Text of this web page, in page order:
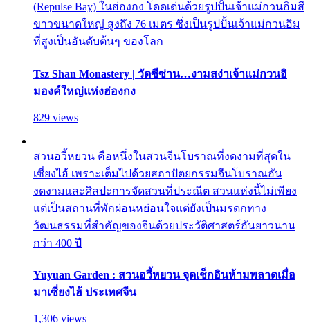
(Repulse Bay) ในฮ่องกง โดดเด่นด้วยรูปปั้นเจ้าแม่กวนอิมสี
ขาวขนาดใหญ่ สูงถึง 76 เมตร ซึ่งเป็นรูปปั้นเจ้าแม่กวนอิม
ที่สูงเป็นอันดับต้นๆ ของโลก
Tsz Shan Monastery | วัดซีซ่าน…งามสง่าเจ้าแม่กวนอิ
มองค์ใหญ่แห่งฮ่องกง
829 views
สวนอวี้หยวน คือหนึ่งในสวนจีนโบราณที่งดงามที่สุดใน
เซี่ยงไฮ้ เพราะเต็มไปด้วยสถาปัตยกรรมจีนโบราณอัน
งดงามและศิลปะการจัดสวนที่ประณีต สวนแห่งนี้ไม่เพียง
แต่เป็นสถานที่พักผ่อนหย่อนใจแต่ยังเป็นมรดกทาง
วัฒนธรรมที่สำคัญของจีนด้วยประวัติศาสตร์อันยาวนาน
กว่า 400 ปี
Yuyuan Garden : สวนอวี้หยวน จุดเช็กอินห้ามพลาดเมื่อ
มาเซี่ยงไฮ้ ประเทศจีน
1,306 views